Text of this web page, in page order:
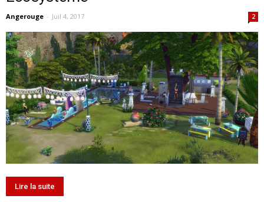
Angerouge - Juil 4, 2017 2
Lire la suite